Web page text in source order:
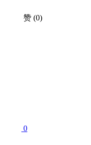
赞 (0)
0